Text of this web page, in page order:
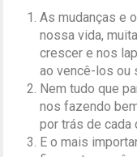
As mudanças e
nossa vida,
crescer e nos
ao vencê-los ou
Nem tudo que
nos fazendo
por trás de cada
E o mais